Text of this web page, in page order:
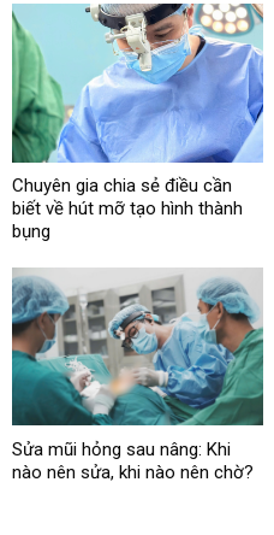
Chuyên gia chia sẻ điều cần
biết về hút mỡ tạo hình thành
bụng
Sửa mũi hỏng sau nâng: Khi
nào nên sửa, khi nào nên chờ?